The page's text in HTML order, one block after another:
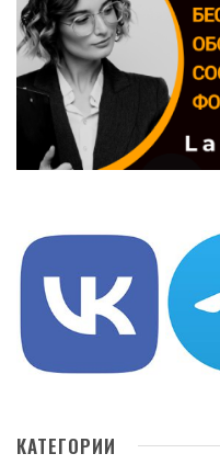
КАТЕГОРИИ